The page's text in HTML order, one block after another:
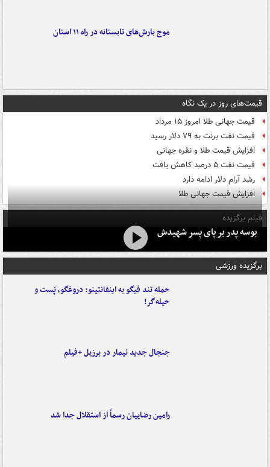
موج بارش‌های تابستانه در راه ۱۱ استان
قیمت‌های روز در یک نگاه
قیمت جهانی طلا امروز ۱۵ مرداد
قیمت نفت برنت به ۷۹ دلار رسید
افزایش قیمت طلا و نقره جهانی
قیمت نفت ۵ درصد کاهش یافت
رشد آرام دلار ادامه دارد
افزایش قیمت جهانی طلا
فیلم برگزیده
بوسه‌ پدر بر پای پسر شهیدش
برگزیده ورزشی
حمله تند فیگو به اینفانتینو: دروغگو، پَست‌ و
حیله‌گر!
جنجال جدید نیمار در برزیل +فیلم
رامین رضاییان رسماً از استقلال جدا شد